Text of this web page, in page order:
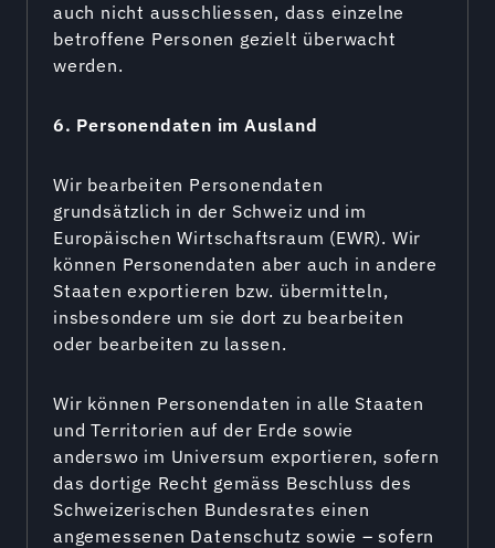
auch nicht ausschliessen, dass einzelne
betroffene Personen gezielt überwacht
werden.
6. Personendaten im Ausland
Wir bearbeiten Personendaten
grundsätzlich in der Schweiz und im
Europäischen Wirtschaftsraum (EWR). Wir
können Personendaten aber auch in andere
Staaten exportieren bzw. übermitteln,
insbesondere um sie dort zu bearbeiten
oder bearbeiten zu lassen.
Wir können Personendaten in alle Staaten
und Territorien auf der Erde sowie
anderswo im Universum exportieren, sofern
das dortige Recht gemäss Beschluss des
Schweizerischen Bundesrates einen
angemessenen Datenschutz sowie – sofern